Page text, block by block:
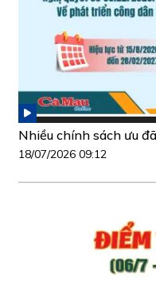
Nhiều chính sách ưu
18/07/2026 09:12